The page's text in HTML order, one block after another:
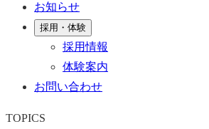
お知らせ
採用・体験
採用情報
体験案内
お問い合わせ
TOPICS